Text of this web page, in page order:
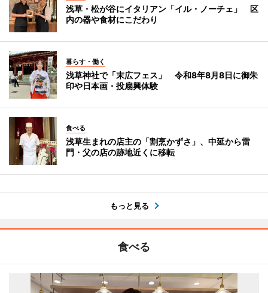
浅草・松が谷にイタリアン「イル・ノーチェ」 区
内の器や食材にこだわり
暮らす・働く
浅草神社で「末広フェス」 令和8年8月8日に御朱
印や日本画・投扇興体験
食べる
浅草生まれの店主の「割烹かずさ」、中延から雷
門・父の店の跡地近くに移転
もっと見る
食べる